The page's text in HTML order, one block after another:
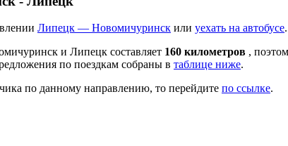
Липецк — Новомичуринск или уехать на автобусе.
и Липецк составляет 160 километров ,
по поездкам собраны в таблице ниже.
по данному направлению, то перейдите по ссылке.